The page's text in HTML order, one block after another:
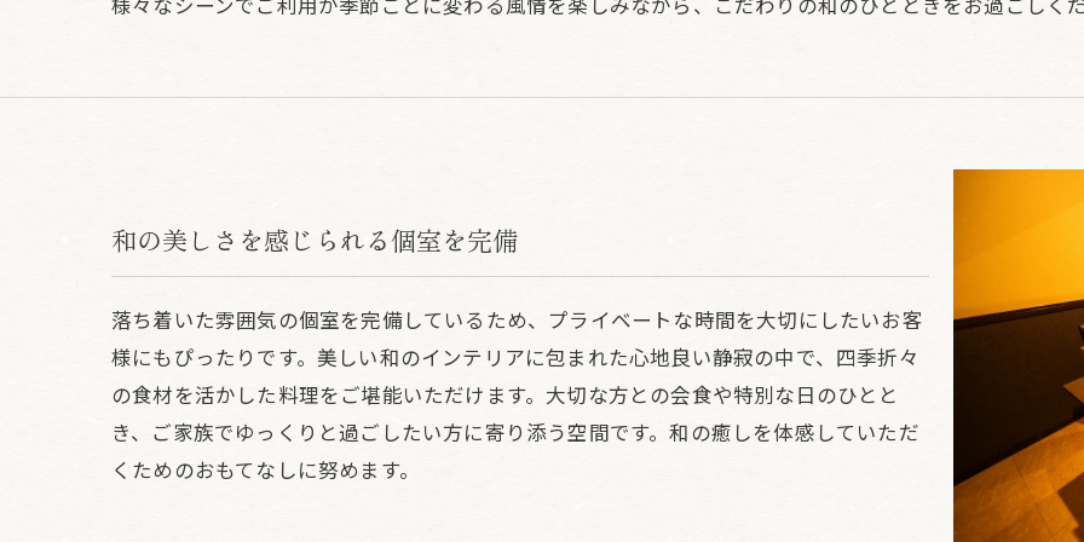
和の美しさを感じられる個室を完備
落ち着いた雰囲気の個室を完備しているため、プライベートな時間を大切にしたいお客
様にもぴったりです。美しい和のインテリアに包まれた心地良い静寂の中で、四季折々
の食材を活かした料理をご堪能いただけます。大切な方との会食や特別な日のひとと
き、ご家族でゆっくりと過ごしたい方に寄り添う空間です。和の癒しを体感していただ
くためのおもてなしに努めます。